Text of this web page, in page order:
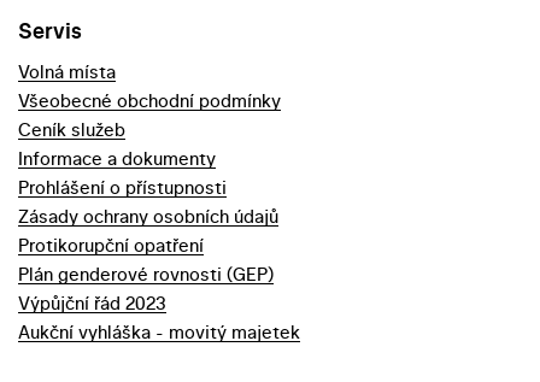
Servis
Volná místa
Všeobecné obchodní podmínky
Ceník služeb
Informace a dokumenty
Prohlášení o přístupnosti
Zásady ochrany osobních údajů
Protikorupční opatření
Plán genderové rovnosti (GEP)
Výpůjční řád 2023
Aukční vyhláška - movitý majetek